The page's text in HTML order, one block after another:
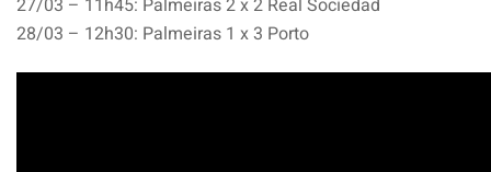
27/03 – 11h45: Palmeiras 2 x 2 Real Sociedad
28/03 – 12h30: Palmeiras 1 x 3 Porto